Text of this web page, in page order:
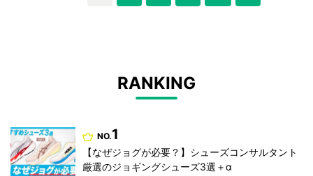
RANKING
NO.1
【なぜジョグが必要？】シューズコンサルタント
厳選のジョギングシューズ3選＋α